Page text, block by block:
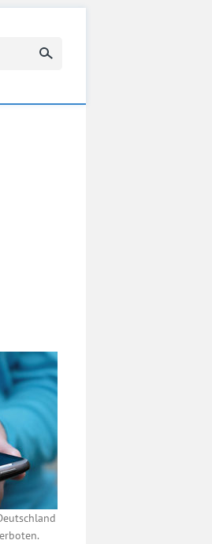
Suchbegriff eingeben